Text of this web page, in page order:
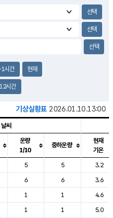
시간 현재
시간
기상실황표 2026.01.10.13:00
, 강수, 바람, 기압등을 안내한 표입
날씨
운량
1/10
중하운량
현재
기온
5 5
3.2
6 6
3.6
1 1
4.6
1 1
5.0